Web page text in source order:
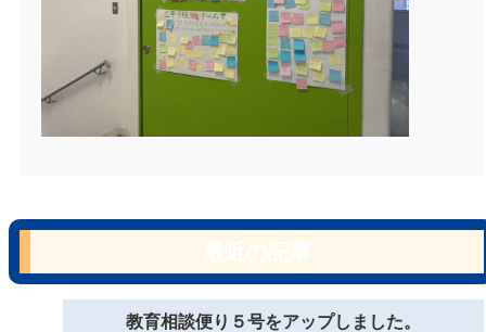
教育相談便り５号をアップしました。